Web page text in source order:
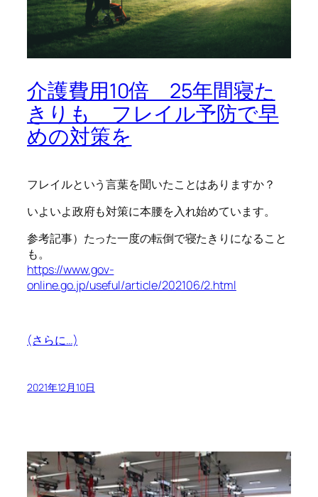
介護費用10倍 25年間寝た
きりも フレイル予防で早
めの対策を
フレイルという言葉を聞いたことはありますか？
いよいよ政府も対策に本腰を入れ始めています。
参考記事）たった一度の転倒で寝たきりになること
も。
https://www.gov-
online.go.jp/useful/article/202106/2.html
(さらに…)
2021年12月10日